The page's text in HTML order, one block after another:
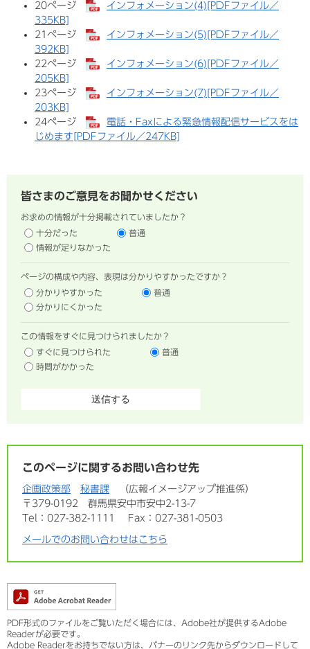
20ページ
インフォメーション(4)[PDFファイル／
335KB]
21ページ
インフォメーション(5)[PDFファイル／
392KB]
22ページ
インフォメーション​(6)[PDFファイル／
205KB]
23ページ
インフォメーション​(7)[PDFファイル／
203KB]
24ページ
電話・Faxによる緊急情報配信サービスをは
じめます[PDFファイル／247KB]
皆さまのご意見をお聞かせください
お求めの情報が十分掲載されていましたか？
十分だった
普通
情報が足りなかった
ページの構成や内容、表現は分かりやすかったですか？
分かりやすかった
普通
分かりにくかった
この情報をすぐに見つけられましたか？
すぐに見つけられた
普通
時間がかかった
このページに関するお問い合わせ先
企画政策部 秘書課
広報イメージアップ推進係
〒379-0192
群馬県安中市安中2-13-7
Tel：027-382-1111
Fax：027-381-0503
メールでのお問い合わせはこちら
PDF形式のファイルをご覧いただく場合には、Adobe社が提供するAdobe
Readerが必要です。
Adobe Readerをお持ちでない方は、バナーのリンク先からダウンロードして